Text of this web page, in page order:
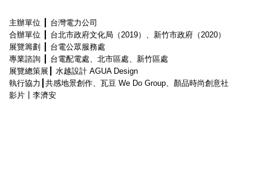
主辦單位
台灣電力公司
合辦單位
台北市政府文化局（2019）、新竹市政府（2020）
展覽籌劃
台電公眾服務處
專業諮詢
台電配電處、北市區處、新竹區處
展覽總策展
水越設計 AGUA Design
執行協力
共感地景創作、瓦豆 We Do Group、顏品時尚創意社
影片 ┃李濟安